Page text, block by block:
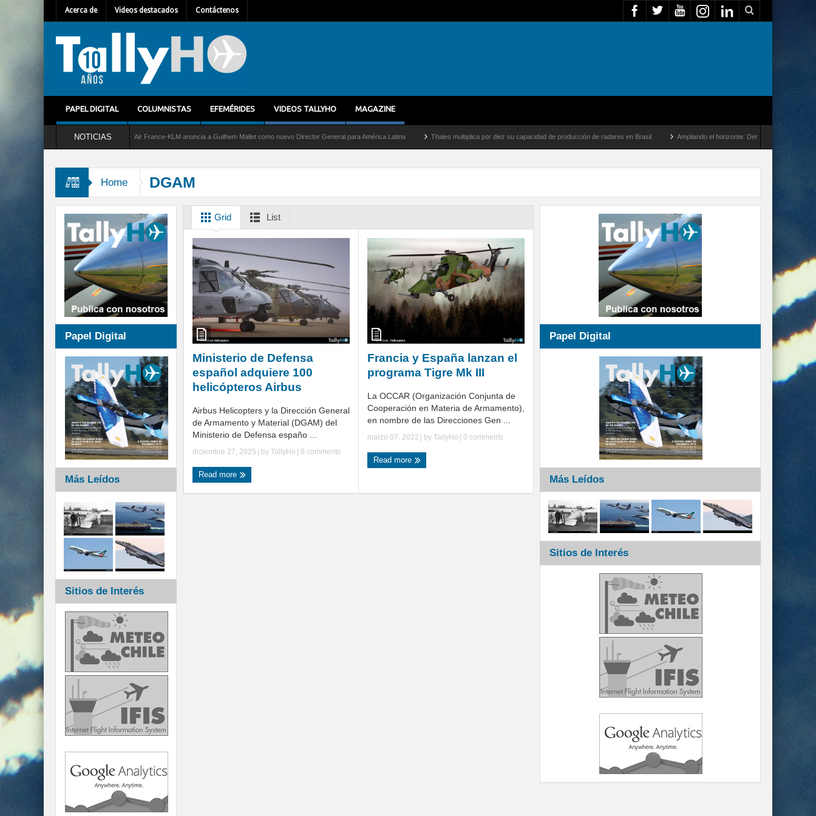
Acerca de Videos destacados Contáctenos
PAPEL DIGITAL COLUMNISTAS EFEMÉRIDES VIDEOS TALLYHO MAGAZINE
NOTICIAS
servicio al C-2 Greyhound Air France-KLM anuncia a Guilhem Mallet como nuevo Director General para América Latina Thales multiplica por diez su capacidad de producción de radares en Brasil Ampliando el horizonte: Dentro del vuelo de desarrollo
Home DGAM
Grid List
Ministerio de Defensa
español adquiere 100
helicópteros Airbus
Airbus Helicopters y la Dirección General
de Armamento y Material (DGAM) del
Ministerio de Defensa españo ...
diciembre 27, 2025 | by TallyHo 0 comments
Read more
Francia y España lanzan el
programa Tigre Mk III
La OCCAR (Organización Conjunta de
Cooperación en Materia de Armamento),
en nombre de las Direcciones Gen ...
marzo 07, 2022 | by TallyHo 0 comments
Read more
Papel Digital
Más Leídos
Sitios de Interés
Papel Digital
Más Leídos
Sitios de Interés